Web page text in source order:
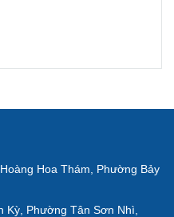
Hoa Thám, Phường Bảy
Phường Tân Sơn Nhì,